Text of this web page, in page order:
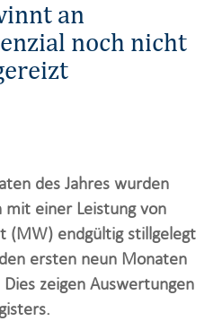
l
t
i
o
an
noch nicht
des Jahres wurden
mit einer Leistung von
(MW) endgültig stillgelegt
ersten neun Monaten
zeigen Auswertungen